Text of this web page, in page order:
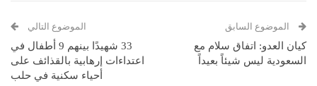
البريد الإلكتروني
الموضوع السابق
كيان العدو: اتفاق سلام مع
السعودية ليس شيئاً بعيداً
الموضوع التالي
33 شهيدًا بينهم 9 أطفال في
اعتداءات إرهابية بالقذائف على
أحياء سكنية في حلب